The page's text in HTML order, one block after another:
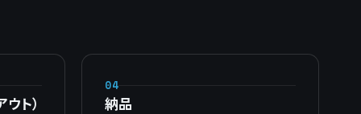
ト）
04
納品